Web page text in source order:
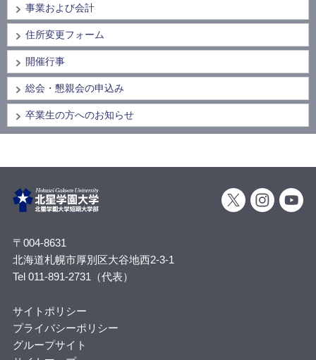
事業および会計
住所変更フォーム
開催行事
総会・懇親会の申込み
卒業生の方へのお知らせ
〒004-8631
北海道札幌市厚別区大谷地西2-3-1
Tel 011-891-2731（代表）
サイトポリシー
プライバシーポリシー
グループサイト